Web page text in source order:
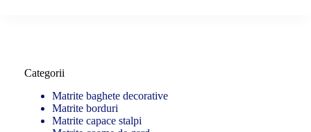
Categorii
Matrite baghete decorative
Matrite borduri
Matrite capace stalpi